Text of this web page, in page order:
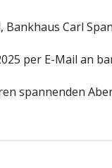
Carl
per E-Mail an
spannenden